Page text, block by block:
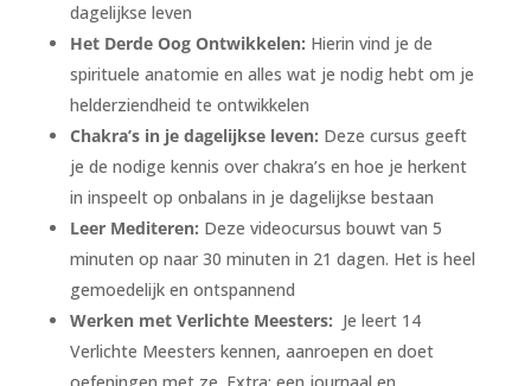
dagelijkse leven
Het Derde Oog Ontwikkelen: Hierin vind je de
spirituele anatomie en alles wat je nodig hebt om je
helderziendheid te ontwikkelen
Chakra’s in je dagelijkse leven: Deze cursus geeft
je de nodige kennis over chakra’s en hoe je herkent
in inspeelt op onbalans in je dagelijkse bestaan
Leer Mediteren: Deze videocursus bouwt van 5
minuten op naar 30 minuten in 21 dagen. Het is heel
gemoedelijk en ontspannend
Werken met Verlichte Meesters: Je leert 14
Verlichte Meesters kennen, aanroepen en doet